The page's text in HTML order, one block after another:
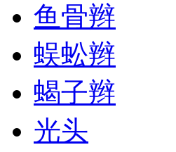
鱼骨辫
蜈蚣辫
蝎子辫
光头